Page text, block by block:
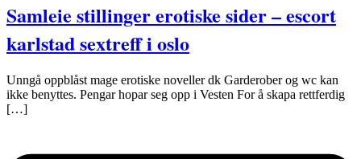
Samleie stillinger erotiske sider – escort
karlstad sextreff i oslo
Unngå oppblåst mage erotiske noveller dk Garderober og wc kan
ikke benyttes. Pengar hopar seg opp i Vesten For å skapa rettferdig
[…]